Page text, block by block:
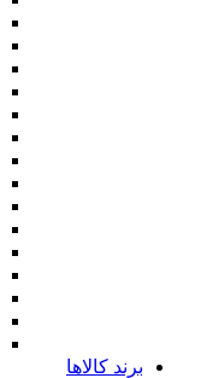
برند کالاها